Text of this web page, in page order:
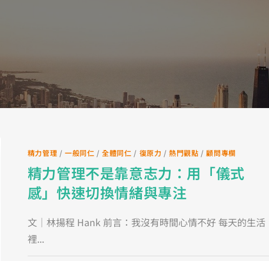
精力管理 /一般同仁 /全體同仁 / 復原力 /熱門觀點 /顧問專欄
精力管理不是靠意志力：用「儀式
感」快速切換情緒與專注
文｜林揚程 Hank 前言：我沒有時間心情不好 每天的生活
裡...